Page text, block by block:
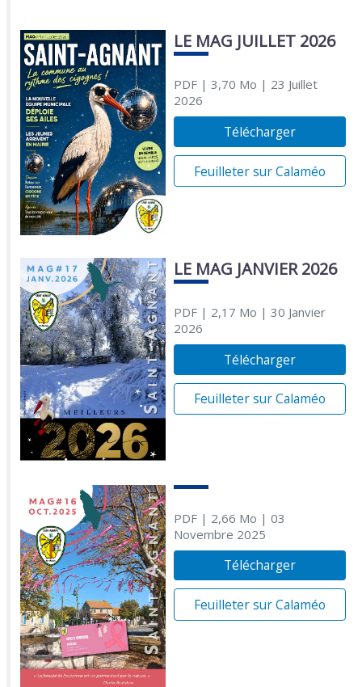
LE MAG JUILLET 2026
PDF| 3,70 Mo | 23 Juillet
2026
Télécharger
Feuilleter sur Calaméo
LE MAG JANVIER 2026
PDF| 2,17 Mo | 30 Janvier
2026
Télécharger
Feuilleter sur Calaméo
PDF| 2,66 Mo | 03
Novembre 2025
Télécharger
Feuilleter sur Calaméo